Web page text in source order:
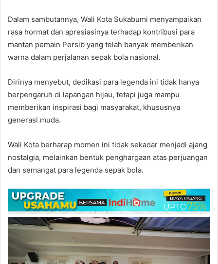
Dalam sambutannya, Wali Kota Sukabumi menyampaikan
rasa hormat dan apresiasinya terhadap kontribusi para
mantan pemain Persib yang telah banyak memberikan
warna dalam perjalanan sepak bola nasional.
Dirinya menyebut, dedikasi para legenda ini tidak hanya
berpengaruh di lapangan hijau, tetapi juga mampu
memberikan inspirasi bagi masyarakat, khususnya
generasi muda.
Wali Kota berharap momen ini tidak sekadar menjadi ajang
nostalgia, melainkan bentuk penghargaan atas perjuangan
dan semangat para legenda sepak bola.